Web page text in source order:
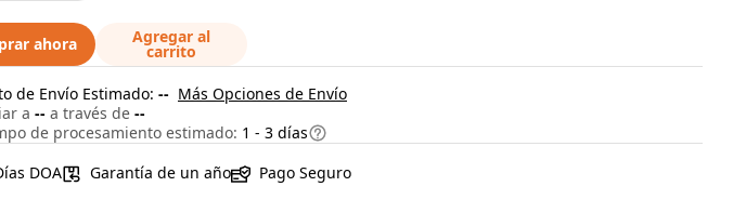
ahora
Agregar al
carrito
de Envío Estimado: -- Más Opciones de Envío
a -- a través de --
de procesamiento estimado: 1 - 3 días
DOA
Garantía de un año Pago Seguro